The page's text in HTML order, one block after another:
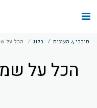
סוככי 4 העונות בלוג הכל על
הכל על